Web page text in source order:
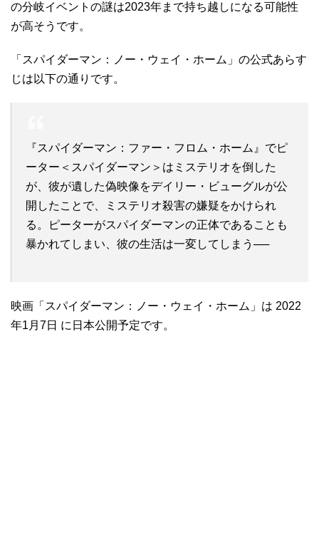
の分岐イベントの謎は2023年まで持ち越しになる可能性
が高そうです。
「スパイダーマン：ノー・ウェイ・ホーム」の公式あらす
じは以下の通りです。
『スパイダーマン：ファー・フロム・ホーム』でピ
ーター＜スパイダーマン＞はミステリオを倒した
が、彼が遺した偽映像をデイリー・ビューグルが公
開したことで、ミステリオ殺害の嫌疑をかけられ
る。ピーターがスパイダーマンの正体であることも
暴かれてしまい、彼の生活は一変してしまう──
映画「スパイダーマン：ノー・ウェイ・ホーム」は 2022
年1月7日 に日本公開予定です。